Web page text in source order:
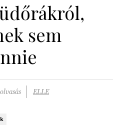
sem
ELLE